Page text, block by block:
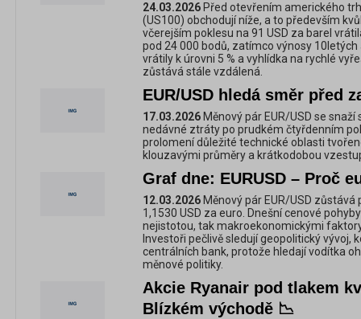
24.03.2026 Před otevřením amerického
(US100) obchodují níže, a to především
včerejším poklesu na 91 USD za barel
pod 24 000 bodů, zatímco výnosy
vrátily k úrovni 5 % a vyhlídka na rychlé
zůstává stále vzdálená.
EUR/USD hledá směr před
17.03.2026 Měnový pár EUR/USD se
nedávné ztráty po prudkém čtyřdenním
prolomení důležité technické oblasti
klouzavými průměry a krátkodobou
Graf dne: EURUSD – Proč
12.03.2026 Měnový pár EUR/USD
1,1530 USD za euro. Dnešní cenové
nejistotou, tak makroekonomickými
Investoři pečlivě sledují geopolitický vývoj,
centrálních bank, protože hledají vodítka
měnové politiky.
Akcie Ryanair pod tlakem
Blízkém východě 📉